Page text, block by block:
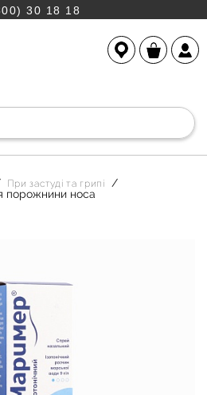
30 18 18
При застуді та грипі
порожнини носа